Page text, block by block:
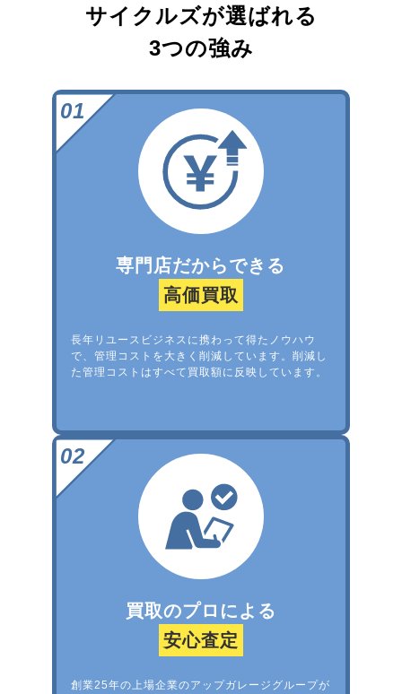
サイクルズが選ばれる
3つの強み
専門店だからできる
高価買取
長年リユースビジネスに携わって得たノウハウ
で、管理コストを大きく削減しています。削減し
た管理コストはすべて買取額に反映しています。
買取のプロによる
安心査定
創業25年の上場企業のアップガレージグループが